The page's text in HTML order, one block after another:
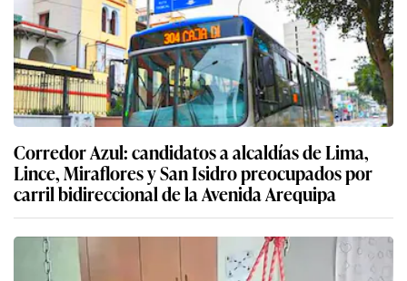
Corredor Azul: candidatos a alcaldías de Lima,
Lince, Miraflores y San Isidro preocupados por
carril bidireccional de la Avenida Arequipa